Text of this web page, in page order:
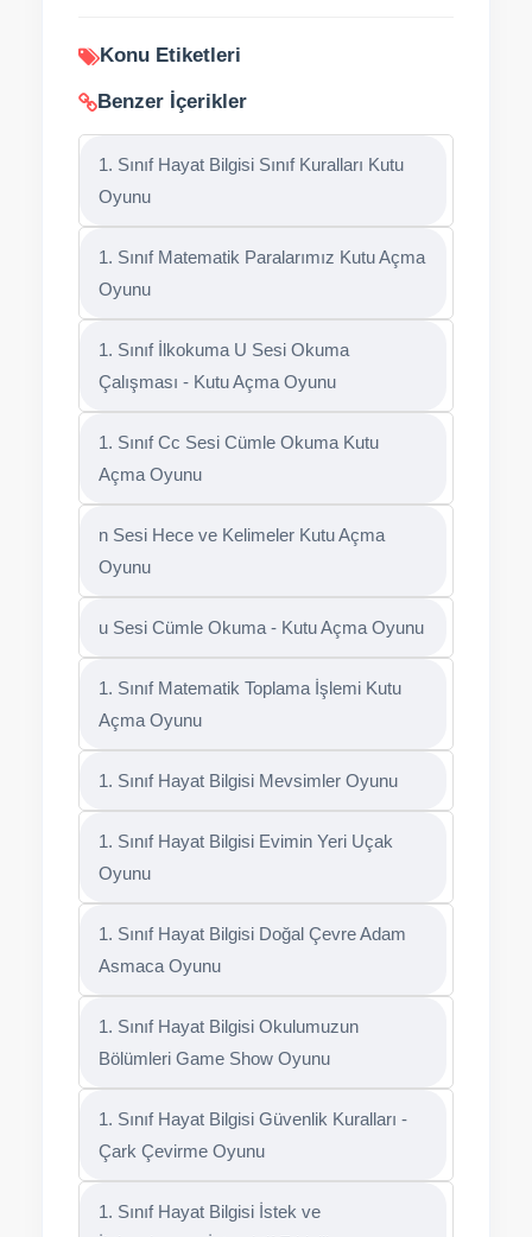
Konu Etiketleri
Benzer İçerikler
1. Sınıf Hayat Bilgisi Sınıf Kuralları Kutu
Oyunu
1. Sınıf Matematik Paralarımız Kutu Açma
Oyunu
1. Sınıf İlkokuma U Sesi Okuma
Çalışması - Kutu Açma Oyunu
1. Sınıf Cc Sesi Cümle Okuma Kutu
Açma Oyunu
n Sesi Hece ve Kelimeler Kutu Açma
Oyunu
u Sesi Cümle Okuma - Kutu Açma Oyunu
1. Sınıf Matematik Toplama İşlemi Kutu
Açma Oyunu
1. Sınıf Hayat Bilgisi Mevsimler Oyunu
1. Sınıf Hayat Bilgisi Evimin Yeri Uçak
Oyunu
1. Sınıf Hayat Bilgisi Doğal Çevre Adam
Asmaca Oyunu
1. Sınıf Hayat Bilgisi Okulumuzun
Bölümleri Game Show Oyunu
1. Sınıf Hayat Bilgisi Güvenlik Kuralları -
Çark Çevirme Oyunu
1. Sınıf Hayat Bilgisi İstek ve